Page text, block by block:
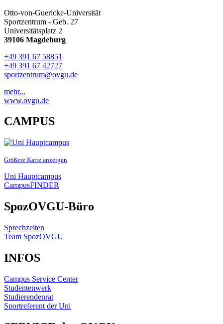
Otto-von-Guericke-Universität
Sportzentrum - Geb. 27
Universitätsplatz 2
39106 Magdeburg
+49 391 67 58851
+49 391 67 42727
sportzentrum@ovgu.de
mehr...
www.ovgu.de
CAMPUS
Größere Karte anzeigen
Uni Hauptcampus
CampusFINDER
SpozOVGU-Büro
Sprechzeiten
Team SpozOVGU
INFOS
Campus Service Center
Studentenwerk
Studierendenrat
Sportreferent der Uni